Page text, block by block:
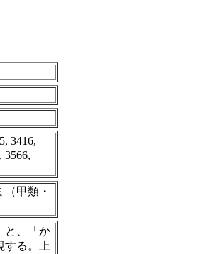
3416,
3566,
甲類・
と、「か
する。上